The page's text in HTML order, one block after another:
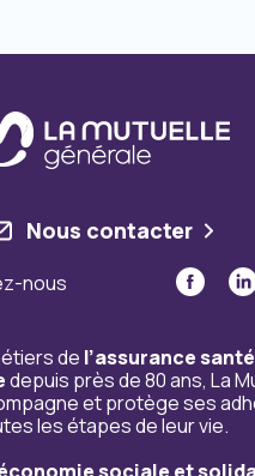
Nous contacter
nous
de l’assurance
depuis près de 80 ans, La
et protège ses
les étapes de leur vie.